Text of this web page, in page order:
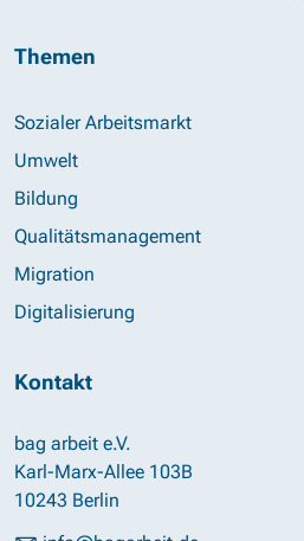
Themen
Sozialer Arbeitsmarkt
Umwelt
Bildung
Qualitätsmanagement
Migration
Digitalisierung
Kontakt
bag arbeit e.V.
Karl-Marx-Allee 103B
10243 Berlin